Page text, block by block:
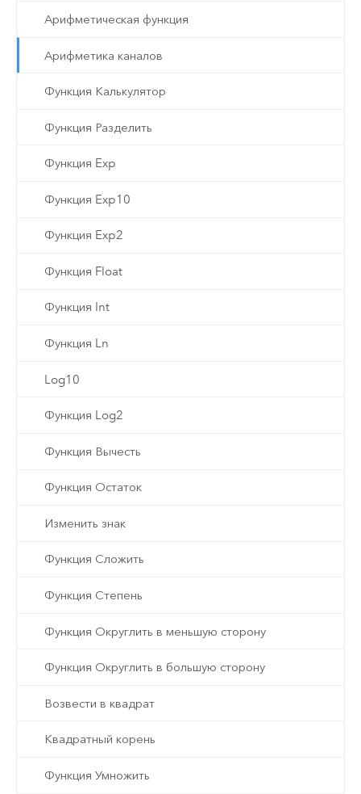
Арифметическая функция
Арифметика каналов
Функция Калькулятор
Функция Разделить
Функция Exp
Функция Exp10
Функция Exp2
Функция Float
Функция Int
Функция Ln
Log10
Функция Log2
Функция Вычесть
Функция Остаток
Изменить знак
Функция Сложить
Функция Степень
Функция Округлить в меньшую сторону
Функция Округлить в большую сторону
Возвести в квадрат
Квадратный корень
Функция Умножить